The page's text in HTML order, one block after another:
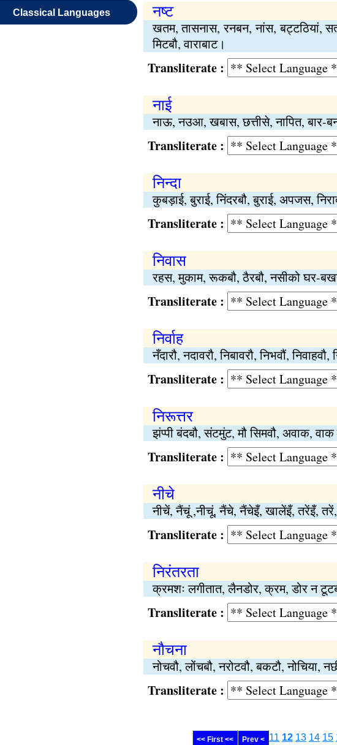
Classical Languages नष्ट
खतम, तासनास, रनबन, नांस, बट्टठियां,
मिटबौ, वाराबाट।
Transliterate :
नाई
नाऊ, नउआ, खबास, छत्तीसे, नापित,
Transliterate :
निन्दा
कुबड़ाई, बुराई, निंदरबौ, बुराई, अपजस,
Transliterate :
निवास
रहस, मुकाम, रूकबौ, ठैरबौ, नसीको घर-
Transliterate :
निर्वाह
नँदारौ, नदावरौ, निबावरौ, निभवौं, निवाहवौ,
Transliterate :
निरूत्तर
झंप्पी बंदबौ, संटमुंट, मौ सिमवौ, अवाक,
Transliterate :
नीचे
नीचें, नैंचूं ,नीचूं, नैंचे, नैंचेइँ, खालेंइँ, तरेंइँ,
Transliterate :
निरंतरता
क्रमशः लगीतात, लैनडोर, क्रम, डोर न
Transliterate :
नौचना
नोचवौ, लोंचबौ, नरोटवौ, बकटौ, नोचिया,
Transliterate :
<< First << Prev < 11 12 13 14 15